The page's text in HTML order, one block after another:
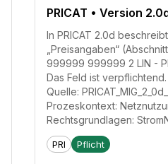
PRICAT • Version
In PRICAT 2.0d beschreibt
„Preisangaben“
999999 999999 2 LIN -
Das Feld ist
Quelle:
Prozeskontext:
Rechtsgrundlagen:
PRI Pflicht